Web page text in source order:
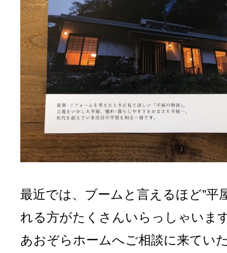
最近では、ブームと言えるほど”平
れる方がたくさんいらっしゃいま
あおぞらホームへご相談に来てい